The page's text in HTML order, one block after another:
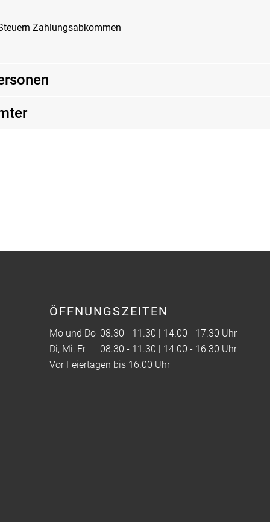
Zahlungsabkommen
ÖFFNUNGSZEITEN
Mo und Do 08.30 - 11.30 | 14.00 - 17.30 Uhr
Di, Mi, Fr
08.30 - 11.30 | 14.00 - 16.30 Uhr
Vor Feiertagen bis 16.00 Uhr